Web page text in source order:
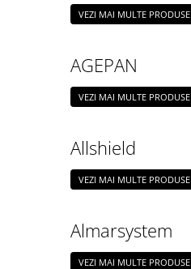
VEZI MAI MULTE PRODUSE
AGEPAN
VEZI MAI MULTE PRODUSE
Allshield
VEZI MAI MULTE PRODUSE
Almarsystem
VEZI MAI MULTE PRODUSE